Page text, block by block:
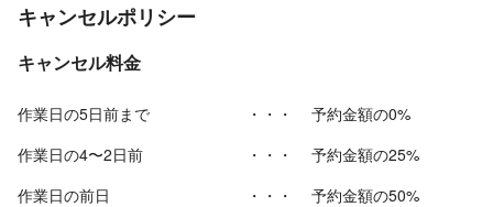
キャンセルポリシー
キャンセル料金
作業日の5日前まで ・・・
予約金額の0%
作業日の4〜2日前
・・・
予約金額の25%
作業日の前日
・・・
予約金額の50%